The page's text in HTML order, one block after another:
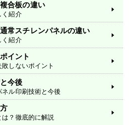
合板の違い
く紹介
常スチレンパネルの違い
く紹介
イント
しないポイント
今後
ル印刷技術と今後
は？徹底的に解説